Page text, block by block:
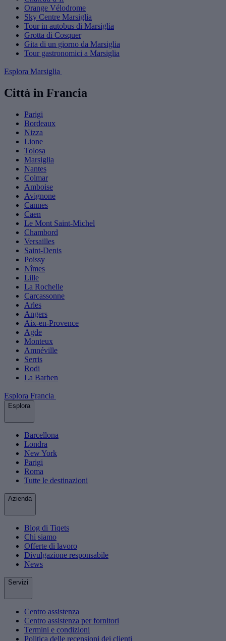
Orange Vélodrome
Sky Centre Marsiglia
Tour in autobus di Marsiglia
Grotta di Cosquer
Gita di un giorno da Marsiglia
Tour gastronomici a Marsiglia
Esplora Marsiglia
Città in Francia
Parigi
Bordeaux
Nizza
Lione
Tolosa
Marsiglia
Nantes
Colmar
Amboise
Avignone
Cannes
Caen
Le Mont Saint-Michel
Chambord
Versailles
Saint-Denis
Poissy
Nîmes
Lille
La Rochelle
Carcassonne
Arles
Angers
Aix-en-Provence
Agde
Monteux
Amnéville
Serris
Rodi
La Barben
Esplora Francia
Esplora
Barcellona
Londra
New York
Parigi
Roma
Tutte le destinazioni
Azienda
Blog di Tiqets
Chi siamo
Offerte di lavoro
Divulgazione responsabile
News
Servizi
Centro assistenza
Centro assistenza per fornitori
Termini e condizioni
Politica delle recensioni dei clienti